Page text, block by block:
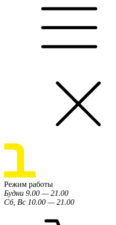
Режим работы
Будни 9.00 — 21.00
Сб, Вс 10.00 — 21.00